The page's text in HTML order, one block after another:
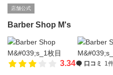
店舗公式
Barber Shop M's
3.34 口コミ 1